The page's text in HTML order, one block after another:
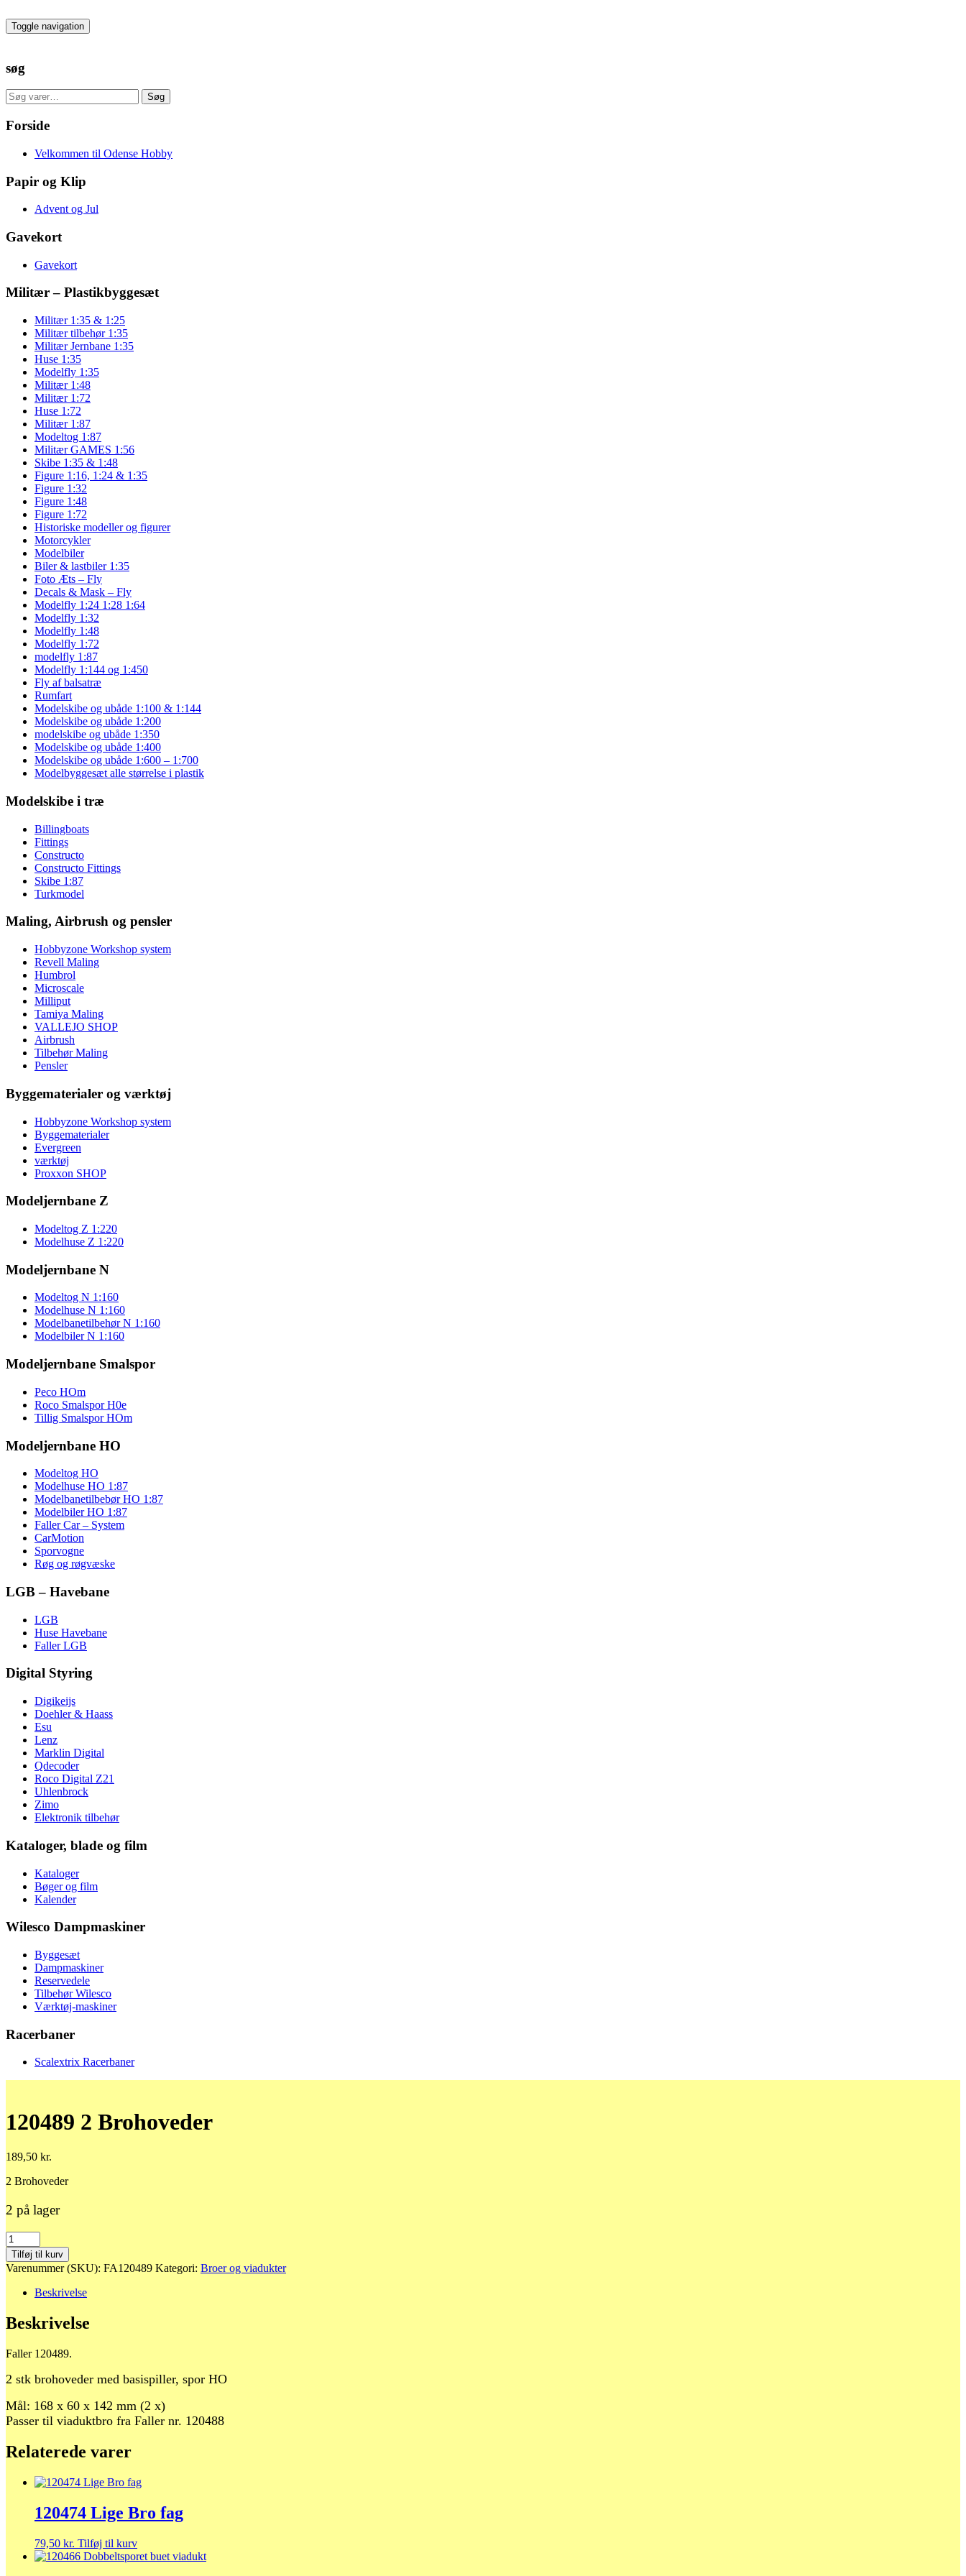
to
the
Toggle navigation
søg
Søg
efter:
Søg
Forside
Velkommen til Odense Hobby
Papir og Klip
Advent og Jul
Gavekort
Gavekort
Militær – Plastikbyggesæt
Militær 1:35 & 1:25
Militær tilbehør 1:35
Militær Jernbane 1:35
Huse 1:35
Modelfly 1:35
Militær 1:48
Militær 1:72
Huse 1:72
Militær 1:87
Modeltog 1:87
Militær GAMES 1:56
Skibe 1:35 & 1:48
Figure 1:16, 1:24 & 1:35
Figure 1:32
Figure 1:48
Figure 1:72
Historiske modeller og figurer
Motorcykler
Modelbiler
Biler & lastbiler 1:35
Foto Æts – Fly
Decals & Mask – Fly
Modelfly 1:24 1:28 1:64
Modelfly 1:32
Modelfly 1:48
Modelfly 1:72
modelfly 1:87
Modelfly 1:144 og 1:450
Fly af balsatræ
Rumfart
Modelskibe og ubåde 1:100 & 1:144
Modelskibe og ubåde 1:200
modelskibe og ubåde 1:350
Modelskibe og ubåde 1:400
Modelskibe og ubåde 1:600 – 1:700
Modelbyggesæt alle størrelse i plastik
Modelskibe i træ
Billingboats
Fittings
Constructo
Constructo Fittings
Skibe 1:87
Turkmodel
Maling, Airbrush og pensler
Hobbyzone Workshop system
Revell Maling
Humbrol
Microscale
Milliput
Tamiya Maling
VALLEJO SHOP
Airbrush
Tilbehør Maling
Pensler
Byggematerialer og værktøj
Hobbyzone Workshop system
Byggematerialer
Evergreen
værktøj
Proxxon SHOP
Modeljernbane Z
Modeltog Z 1:220
Modelhuse Z 1:220
Modeljernbane N
Modeltog N 1:160
Modelhuse N 1:160
Modelbanetilbehør N 1:160
Modelbiler N 1:160
Modeljernbane Smalspor
Peco HOm
Roco Smalspor H0e
Tillig Smalspor HOm
Modeljernbane HO
Modeltog HO
Modelhuse HO 1:87
Modelbanetilbebør HO 1:87
Modelbiler HO 1:87
Faller Car – System
CarMotion
Sporvogne
Røg og røgvæske
LGB – Havebane
LGB
Huse Havebane
Faller LGB
Digital Styring
Digikeijs
Doehler & Haass
Esu
Lenz
Marklin Digital
Qdecoder
Roco Digital Z21
Uhlenbrock
Zimo
Elektronik tilbehør
Kataloger, blade og film
Kataloger
Bøger og film
Kalender
Wilesco Dampmaskiner
Byggesæt
Dampmaskiner
Reservedele
Tilbehør Wilesco
Værktøj-maskiner
Racerbaner
Scalextrix Racerbaner
120489 2 Brohoveder
189,50 kr.
2 Brohoveder
2 på lager
120489
2
Brohoveder
antal
Tilføj til kurv
Varenummer (SKU): FA120489 Kategori: Broer og viadukter
Beskrivelse
Beskrivelse
Faller 120489.
2 stk brohoveder med basispiller, spor HO
Mål: 168 x 60 x 142 mm (2 x)
Passer til viaduktbro fra Faller nr. 120488
Relaterede varer
120474 Lige Bro fag
79,50 kr. Tilføj til kurv